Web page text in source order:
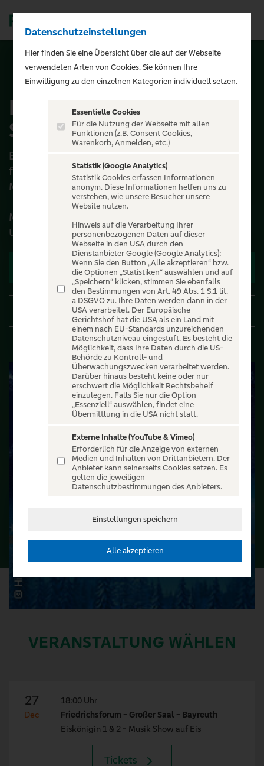
ALLE EVENTS
Eiskönigin 1&2 - Musik
Show auf Eis
Eiskönigin 1&2 auf Eis begeistert weiter – mit
frischem Glanz und einem Erlebnis, das
Menschen jeden Alters verbindet.
Mit großem Ensemble!
Und e...
Zu den Terminen
Details
VERANSTALTUNG WÄHLEN
27
Dec
18:00 Uhr
Friedrichsforum - Großer Saal - Bayreuth
Eiskönigin 1 & 2 - Musik Show auf Eis
Tickets
Datenschutzeinstellungen
Hier finden Sie eine Übersicht über die auf der Webseite
verwendeten Arten von Cookies. Sie können Ihre
Einwilligung zu den einzelnen Kategorien individuell setzen.
Essentielle Cookies
Für die Nutzung der Webseite mit allen
Funktionen (z.B. Consent Cookies,
Warenkorb, Anmelden, etc.)
Statistik (Google Analytics)
Statistik Cookies erfassen Informationen
anonym. Diese Informationen helfen uns zu
verstehen, wie unsere Besucher unsere
Website nutzen.
Hinweis auf die Verarbeitung Ihrer
personenbezogenen Daten auf dieser
Webseite in den USA durch den
Dienstanbieter Google (Google Analytics):
Wenn Sie den Button „Alle akzeptieren“ bzw.
die Optionen „Statistiken“ auswählen und auf
„Speichern“ klicken, stimmen Sie ebenfalls
den Bestimmungen von Art. 49 Abs. 1 S.1 lit.
a DSGVO zu. Ihre Daten werden dann in der
USA verarbeitet. Der Europäische
Gerichtshof hat die USA als ein Land mit
einem nach EU-Standards unzureichenden
Datenschutzniveau eingestuft. Es besteht die
Möglichkeit, dass Ihre Daten durch die US-
Behörde zu Kontroll- und
Überwachungszwecken verarbeitet werden.
Darüber hinaus besteht keine oder nur
erschwert die Möglichkeit Rechtsbehelf
einzulegen. Falls Sie nur die Option
„Essenziell“ auswählen, findet eine
Übermittlung in die USA nicht statt.
Externe Inhalte (YouTube & Vimeo)
Erforderlich für die Anzeige von externen
Medien und Inhalten von Drittanbietern. Der
Anbieter kann seinerseits Cookies setzen. Es
gelten die jeweiligen
Datenschutzbestimmungen des Anbieters.
Einstellungen speichern
Alle akzeptieren